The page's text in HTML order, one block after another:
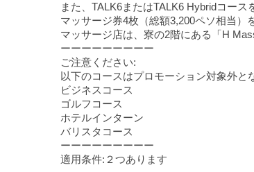
また、TALK6またはTALK6 Hybridコース
マッサージ券4枚（総額3,200ペソ相当）
マッサージ店は、寮の2階にある「H
ーーーーーーーーー
ご注意ください:
以下のコースはプロモーション対象外と
ビジネスコース
ゴルフコース
ホテルインターン
バリスタコース
ーーーーーーーーー
適用条件:２つあります